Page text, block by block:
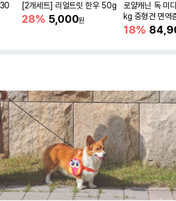
[2개세트] 리얼트릿 한우 50g
28% 5,000원
로얄캐닌 독 미
kg 중형견 면역
18%